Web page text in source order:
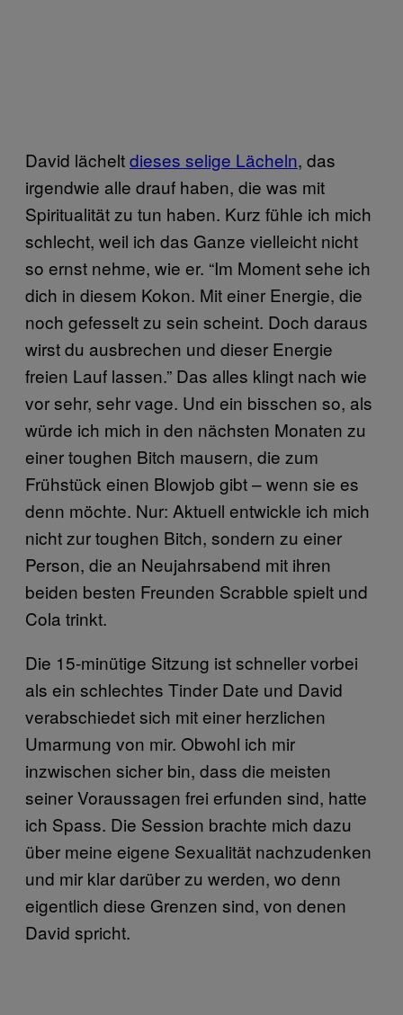
David lächeltdieses selige Lächeln, das
irgendwie alle drauf haben, die was mit
Spiritualität zu tun haben. Kurz fühle ich mich
schlecht, weil ich das Ganze vielleicht nicht
so ernst nehme, wie er. “Im Moment sehe ich
dich in diesem Kokon. Mit einer Energie, die
noch gefesselt zu sein scheint. Doch daraus
wirst du ausbrechen und dieser Energie
freien Lauf lassen.” Das alles klingt nach wie
vor sehr, sehr vage. Und ein bisschen so, als
würde ich mich in den nächsten Monaten zu
einer toughen Bitch mausern, die zum
Frühstück einen Blowjob gibt – wenn sie es
denn möchte. Nur: Aktuell entwickle ich mich
nicht zur toughen Bitch, sondern zu einer
Person, die an Neujahrsabend mit ihren
beiden besten Freunden Scrabble spielt und
Cola trinkt.
Die 15-minütige Sitzung ist schneller vorbei
als ein schlechtes Tinder Date und David
verabschiedet sich mit einer herzlichen
Umarmung von mir. Obwohl ich mir
inzwischen sicher bin, dass die meisten
seiner Voraussagen frei erfunden sind, hatte
ich Spass. Die Session brachte mich dazu
über meine eigene Sexualität nachzudenken
und mir klar darüber zu werden, wo denn
eigentlich diese Grenzen sind, von denen
David spricht.